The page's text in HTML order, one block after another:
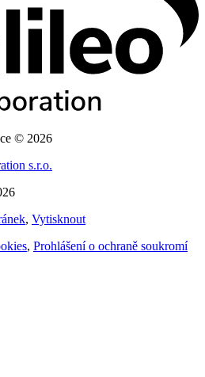
© 2026
s.r.o.
, Vytisknout
, Prohlášení o ochraně soukromí